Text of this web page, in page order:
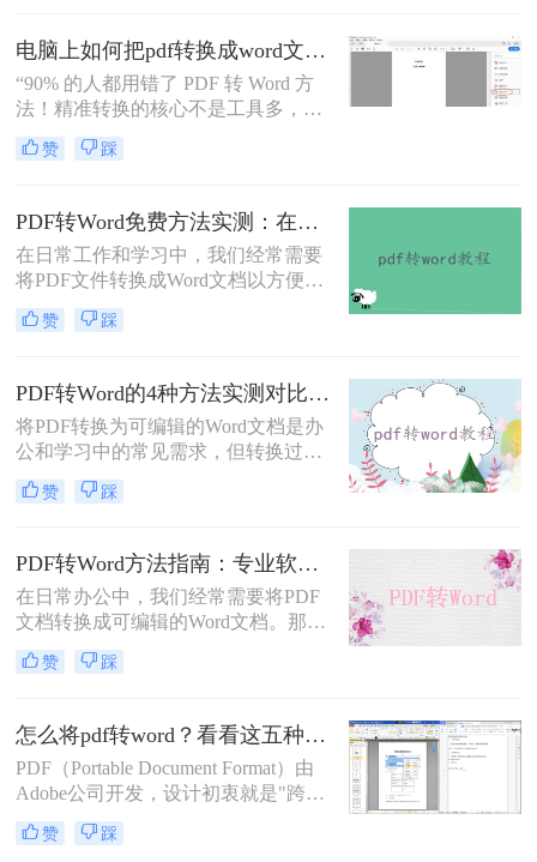
5种完全免费的解决方案。所有方法
均基于官方或开源平台，确保零成
本、无广告、无数据泄露。无需任何
付费，即可实现高质量转换，告别格
式错乱与隐私担忧！
电脑上如何把pdf转换成word文档？这3个高效精准的方法，让你办公效能翻倍！
“90% 的人都用错了 PDF 转 Word 方
法！精准转换的核心不是工具多，而
是选对适配场景”职场中，“PDF 转
Word” 是高频刚需 —— 项目报告需提
论文需调整格式，稍有不慎就会出现
排版错乱、文字丢失、表格变形等问
题。
赞 踩
PDF转Word免费方法实测：在线工具、Word内置功能与手动复制3种方式对比！
在日常工作和学习中，我们经常需要
将PDF文件转换成Word文档以方便编
辑。那么怎么不花钱把pdf转成word
呢？以下是三种可以免费使用的PDF
选择最适合的方式。
赞 踩
PDF转Word的4种方法实测对比：在线工具、Adobe Acrobat、Word内置与OCR识别方案选择！
将PDF转换为可编辑的Word文档是办
公和学习中的常见需求，但转换过程
中常出现格式错乱、图片丢失等问
题。那么pdf文档怎么转换成word格式
助你高效完成转换。
赞 踩
PDF转Word方法指南：专业软件、在线工具、Word内置与改后缀名4种方案对比！
在日常办公中，我们经常需要将PDF
文档转换成可编辑的Word文档。那么
如何将pdf转换成word呢？本文将介绍
几种常用的PDF转Word的方法，助您
赞 踩
怎么将pdf转word？看看这五种转换方法！
PDF（Portable Document Format）由
Adobe公司开发，设计初衷就是"跨设
备一致性呈现"——无论在什么设备
上打开，排版都完全一样。这个优点
赞 踩